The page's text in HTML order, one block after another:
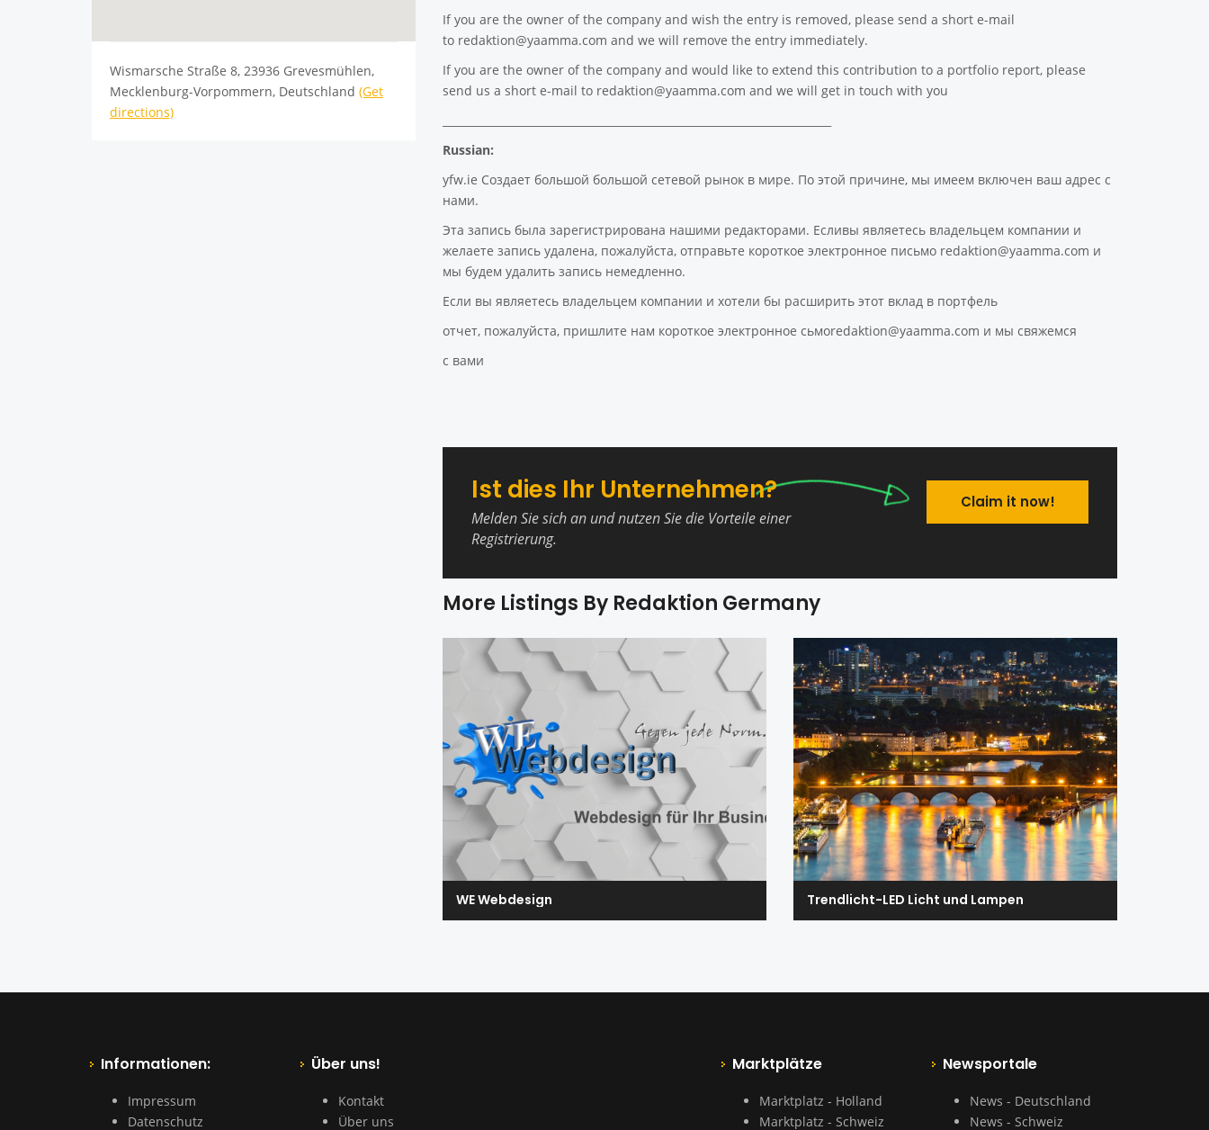
If you are the owner of the company and wish the entry is removed, please send a short e-mail
to redaktion@yaamma.com and we will remove the entry immediately.
If you are the owner of the company and would like to extend this contribution to a portfolio report, please
send us a short e-mail to redaktion@yaamma.com and we will get in touch with you
Russian:
yfw.ie Создает большой большой сетевой рынок в мире. По этой причине, мы имеем включен ваш адрес с
нами.
Эта запись была зарегистрирована нашими редакторами. Есливы являетесь владельцем компании и
желаете запись удалена, пожалуйста, отправьте короткое электронное письмо redaktion@yaamma.com и
мы будем удалить запись немедленно.
Если вы являетесь владельцем компании и хотели бы расширить этот вклад в портфель
отчет, пожалуйста, пришлите нам короткое электронное сьмоredaktion@yaamma.com и мы свяжемся
с вами
Ist dies Ihr Unternehmen?
Melden Sie sich an und nutzen Sie die Vorteile einer
Registrierung.
Claim it now!
More Listings By Redaktion Germany
WE Webdesign Trendlicht-LED Licht und Lampen
Wismarsche Straße 8, 23936 Grevesmühlen,
Mecklenburg-Vorpommern, Deutschland (Get
directions)
Informationen:
Impressum
Datenschutz
Über uns!
Kontakt
Über uns
Marktplätze
Marktplatz - Holland
Marktplatz - Schweiz
Newsportale
News - Deutschland
News - Schweiz